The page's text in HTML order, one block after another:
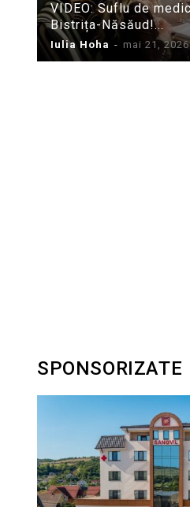
VIDEO: Suflu de
Bistrița-Năsăud!...
Iulia Hoha - mai 21, 2026
SPONSORIZATE